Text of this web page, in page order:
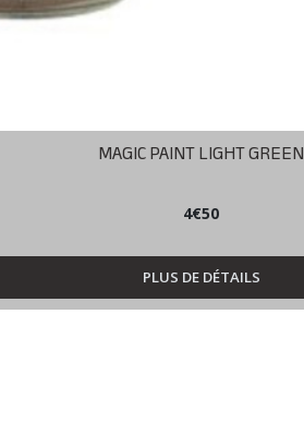
MAGIC PAINT LIGHT GREEN
4€50
PLUS DE DÉTAILS